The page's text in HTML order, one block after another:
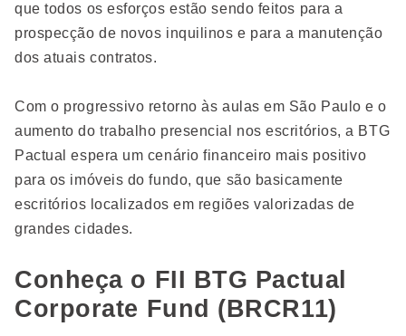
que todos os esforços estão sendo feitos para a
prospecção de novos inquilinos e para a manutenção
dos atuais contratos.
Com o progressivo retorno às aulas em São Paulo e o
aumento do trabalho presencial nos escritórios, a BTG
Pactual espera um cenário financeiro mais positivo
para os imóveis do fundo, que são basicamente
escritórios localizados em regiões valorizadas de
grandes cidades.
Conheça o FII BTG Pactual
Corporate Fund (BRCR11)